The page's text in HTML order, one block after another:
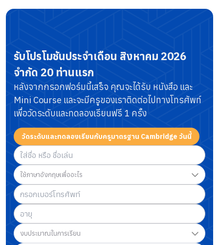
รับโปรโมชันประจำเดือน สิงหาคม 2026
จำกัด 20 ท่านแรก
หลังจากกรอกฟอร์มนี้เสร็จ คุณจะได้รับ หนังสือ และ
Mini Course และจะมีครูของเราติดต่อไปทางโทรศัพท์
เพื่อวัดระดับและทดลองเรียนฟรี 1 ครั้ง
วัดระดับและทดลองเรียนกับครูมาตรฐาน Cambridge วันนี้
ใช้ภาษาอังกฤษเพื่ออะไร
งบประมาณในการเรียน